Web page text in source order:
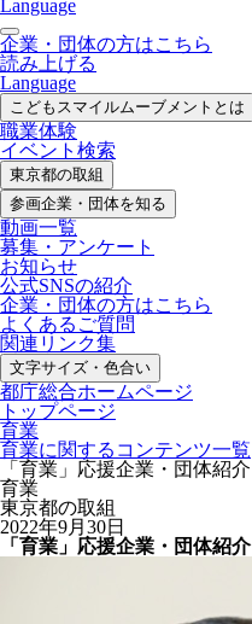
Language
企業・団体の方はこちら
読み上げる
Language
こどもスマイルムーブメントとは
職業体験
イベント検索
東京都の取組
参画企業・ 団体を知る
動画一覧
募集・ アンケート
お知らせ
公式SNSの紹介
企業・団体の方はこちら
よくあるご質問
関連リンク集
文字サイズ・色合い
都庁総合ホームページ
トップページ
育業
育業に関するコンテンツ一覧
「育業」応援企業・団体紹介
育業
東京都の取組
2022年9月30日
「育業」応援企業・団体紹介